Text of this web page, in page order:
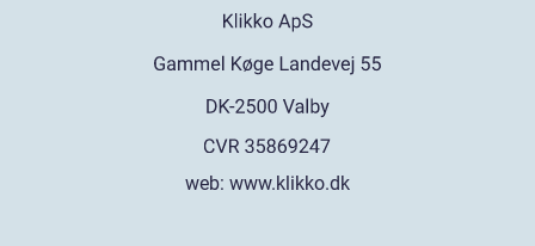
web: www.klikko.dk